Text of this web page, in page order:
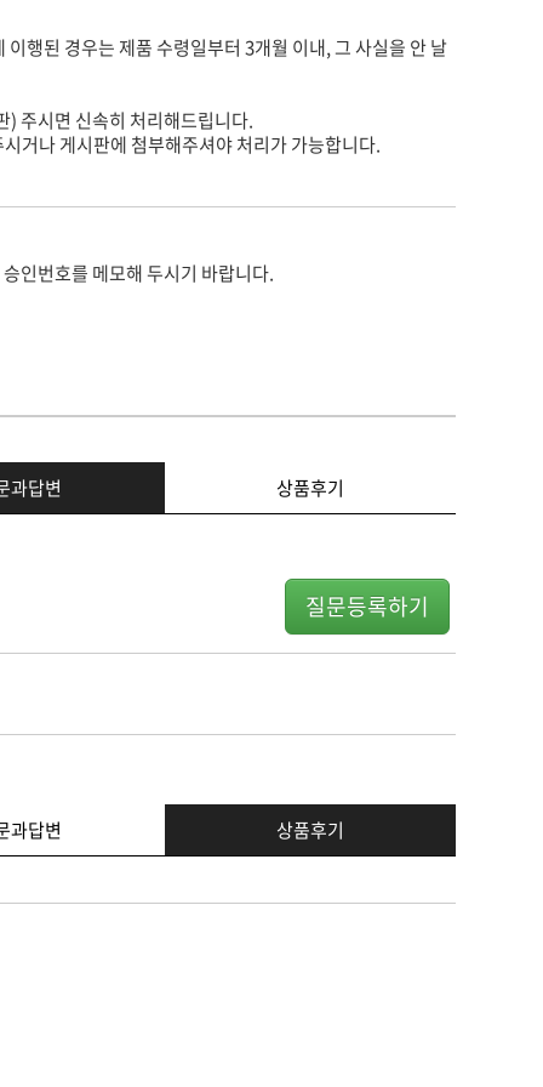
행된 경우는 제품 수령일부터 3개월 이내, 그 사실을 안 날
주시면 신속히 처리해드립니다.
거나 게시판에 첨부해주셔야 처리가 가능합니다.
인번호를 메모해 두시기 바랍니다.
과답변 상품후기
질문등록하기
과답변 상품후기